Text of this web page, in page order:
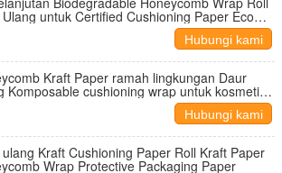
untuk Certified Cushioning Paper Eco
Hubungi kami
Kraft Paper ramah lingkungan Daur
Komposable cushioning wrap untuk kosmetik
Hubungi kami
Kraft Cushioning Paper Roll Kraft Paper
Wrap Protective Packaging Paper